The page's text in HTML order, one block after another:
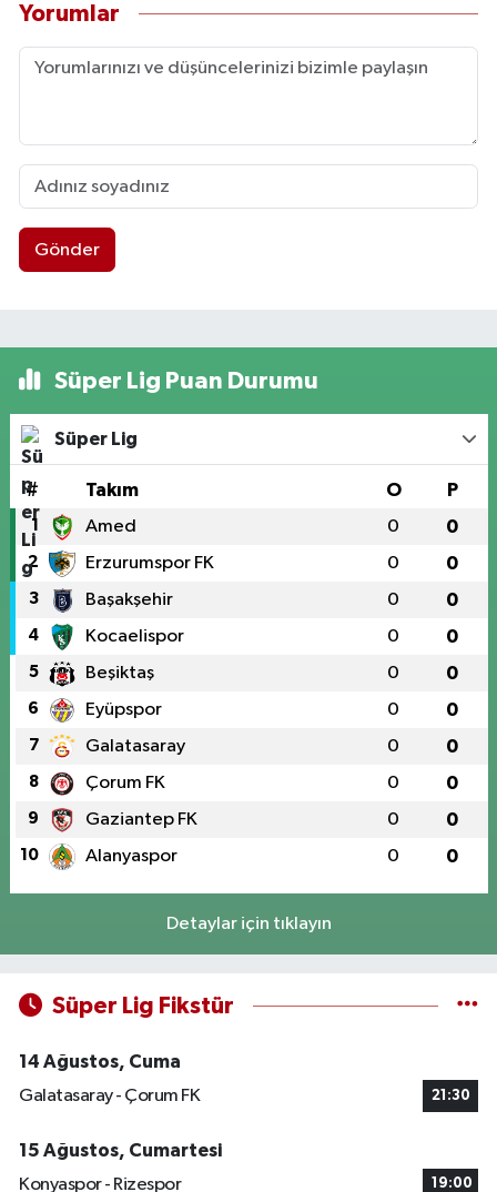
Yorumlar
Gönder
Süper Lig Puan Durumu
Süper Lig
# Takım O P
1 Amed 0 0
2 Erzurumspor FK 0 0
3 Başakşehir 0 0
4 Kocaelispor 0 0
5 Beşiktaş 0 0
6 Eyüpspor 0 0
7 Galatasaray 0 0
8 Çorum FK 0 0
9 Gaziantep FK 0 0
10 Alanyaspor 0 0
Detaylar için tıklayın
Süper Lig Fikstür
14 Ağustos, Cuma
Galatasaray - Çorum FK
21:30
15 Ağustos, Cumartesi
Konyaspor - Rizespor
19:00